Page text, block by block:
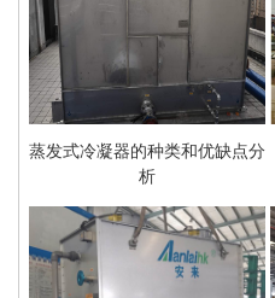
蒸发式冷凝器的种类和优缺点分
析